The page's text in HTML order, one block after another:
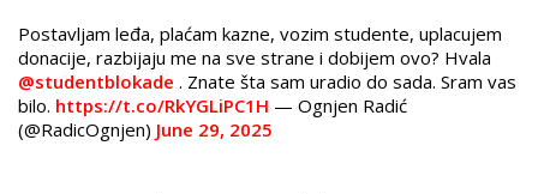
Postavljam leđa, plaćam kazne, vozim studente, uplacujem
donacije, razbijaju me na sve strane i dobijem ovo? Hvala
@studentblokade . Znate šta sam uradio do sada. Sram vas
bilo. https://t.co/RkYGLiPC1H — Ognjen Radić
(@RadicOgnjen) June 29, 2025